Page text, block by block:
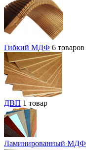
Гибкий МДФ 6 товаров
ДВП 1 товар
Ламинированный МДФ